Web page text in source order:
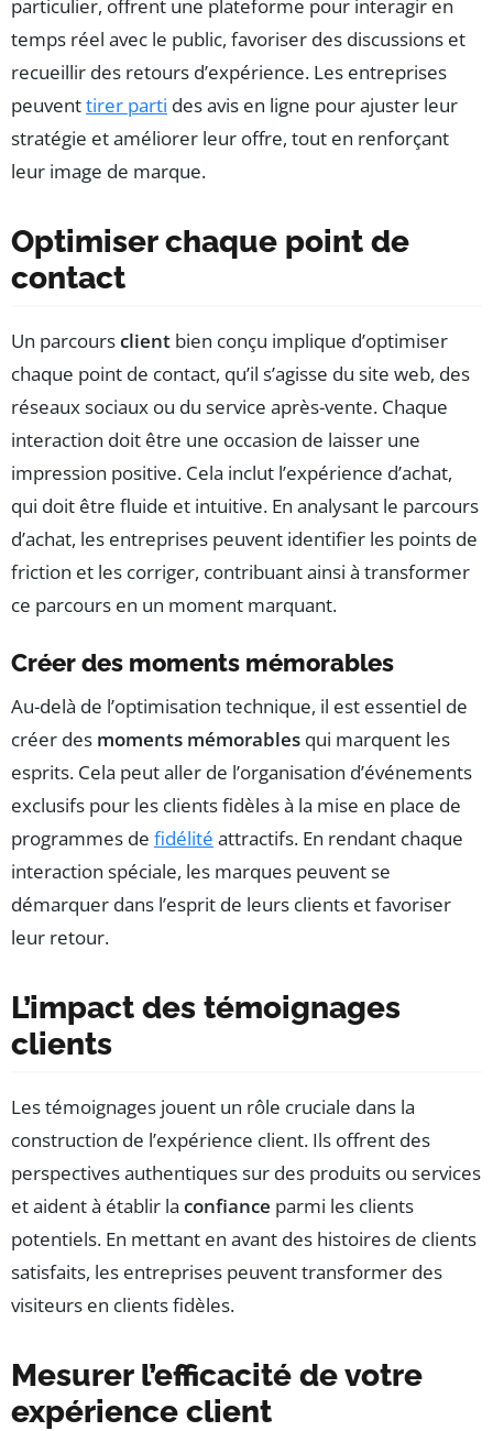
particulier, offrent une plateforme pour interagir en
temps réel avec le public, favoriser des discussions et
recueillir des retours d’expérience. Les entreprises
peuventtirer parti des avis en ligne pour ajuster leur
stratégie et améliorer leur offre, tout en renforçant
leur image de marque.
Optimiser chaque point de
contact
Un parcoursclient bien conçu implique d’optimiser
chaque point de contact, qu’il s’agisse du site web, des
réseaux sociaux ou du service après-vente. Chaque
interaction doit être une occasion de laisser une
impression positive. Cela inclut l’expérience d’achat,
qui doit être fluide et intuitive. En analysant le parcours
d’achat, les entreprises peuvent identifier les points de
friction et les corriger, contribuant ainsi à transformer
ce parcours en un moment marquant.
Créer des moments mémorables
Au-delà de l’optimisation technique, il est essentiel de
créer des moments mémorables qui marquent les
esprits. Cela peut aller de l’organisation d’événements
exclusifs pour les clients fidèles à la mise en place de
programmes de fidélité attractifs. En rendant chaque
interaction spéciale, les marques peuvent se
démarquer dans l’esprit de leurs clients et favoriser
leur retour.
L’impact des témoignages
clients
Les témoignages jouent un rôle cruciale dans la
construction de l’expérience client. Ils offrent des
perspectives authentiques sur des produits ou services
et aident à établir la confiance parmi les clients
potentiels. En mettant en avant des histoires de clients
satisfaits, les entreprises peuvent transformer des
visiteurs en clients fidèles.
Mesurer l’efficacité de votre
expérience client